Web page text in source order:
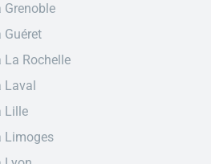
Rochelle
Laval
Lille
Limoges